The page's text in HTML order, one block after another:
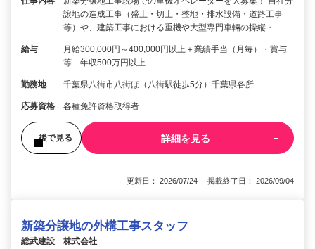
譲地の造成工事（盛土・切土・整地・排水設備・道路工事
等）や、建築工事における重機や大型専門車輛の操縦・…
給与
月給300,000円～400,000円以上＋業績手当（月毎）・賞与
等 年収500万円以上 …
勤務地 千葉県八街市八街ほ（八街駅徒歩5分）千葉県各所
応募資格 各種免許資格取得者
後で見る 詳細を見る
更新日： 2026/07/24 掲載終了日： 2026/09/04
新築分譲地の外構工事スタッフ
総武建設 株式会社